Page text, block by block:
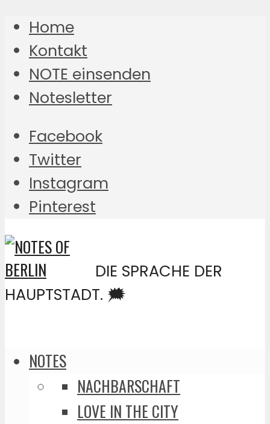
Home
Kontakt
NOTE einsenden
Notesletter
Facebook
Twitter
Instagram
Pinterest
DIE SPRACHE DER
HAUPTSTADT. 🗯️
NOTES
NACHBARSCHAFT
LOVE IN THE CITY